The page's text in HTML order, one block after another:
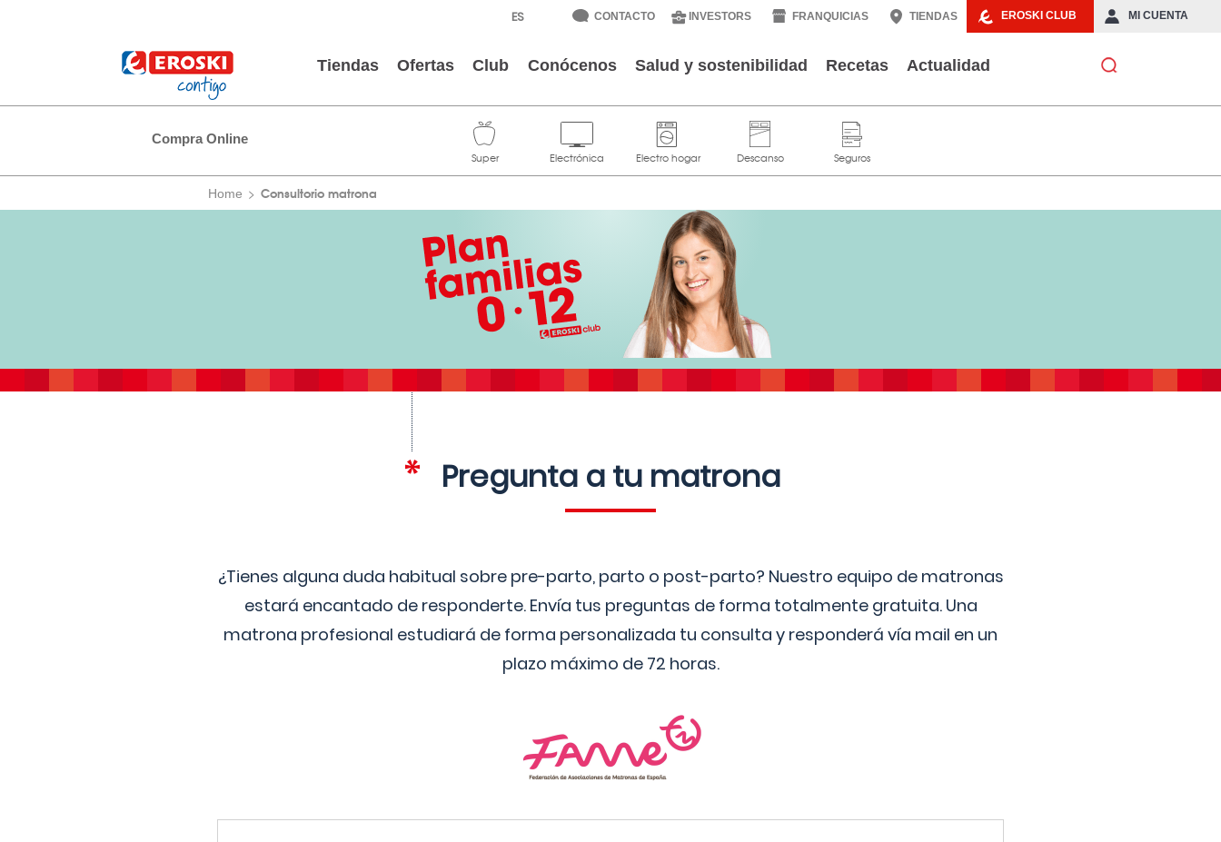
EROSKI CLUB MI CUENTA
CONTACTO INVESTORS FRANQUICIAS TIENDAS
Tiendas Ofertas Club Conócenos Salud y sostenibilidad Recetas Actualidad
Compra Online
Home Consultorio matrona
Pregunta a tu matrona
¿Tienes alguna duda habitual sobre pre-parto, parto o post-parto? Nuestro equipo de matronas
estará encantado de responderte. Envía tus preguntas de forma totalmente gratuita. Una
matrona profesional estudiará de forma personalizada tu consulta y responderá vía mail en un
plazo máximo de 72 horas.